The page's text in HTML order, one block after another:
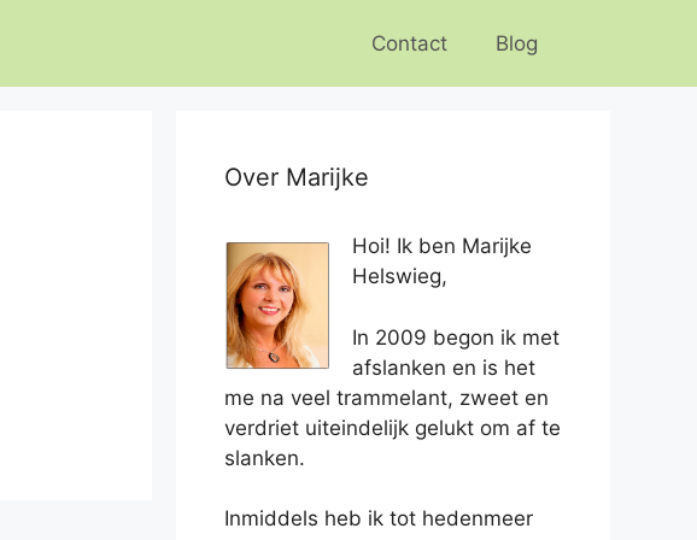
Contact Blog
Over Marijke
Hoi! Ik ben Marijke
Helswieg,
In 2009 begon ik met
afslanken en is het
me na veel trammelant, zweet en
verdriet uiteindelijk gelukt om af te
slanken.
Inmiddels heb ik tot hedenmeer